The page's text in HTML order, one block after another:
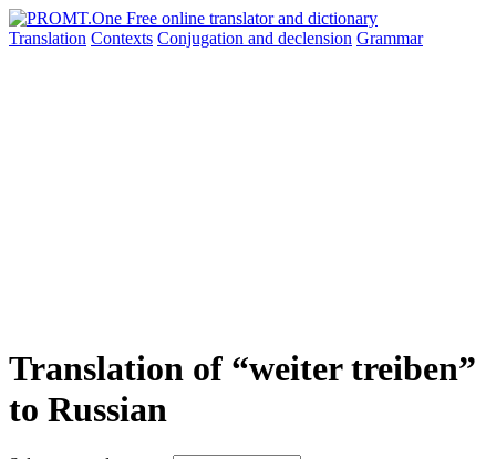
Translation Contexts Conjugation and declension Grammar
Translation of “weiter treiben”
to Russian